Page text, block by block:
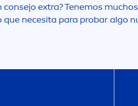
extra? Tenemos
necesita para probar algo